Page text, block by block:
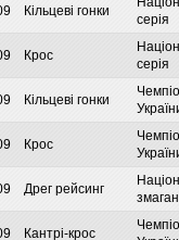
Кільцеві гонки
серія
Крос
серія
Кільцеві гонки
Крос
Дрег рейсинг
Кантрі-крос